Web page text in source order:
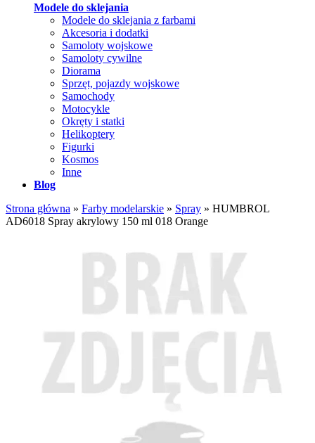
Modele do sklejania
Modele do sklejania z farbami
Akcesoria i dodatki
Samoloty wojskowe
Samoloty cywilne
Diorama
Sprzęt, pojazdy wojskowe
Samochody
Motocykle
Okręty i statki
Helikoptery
Figurki
Kosmos
Inne
Blog
Strona główna » Farby modelarskie » Spray » HUMBROL
AD6018 Spray akrylowy 150 ml 018 Orange